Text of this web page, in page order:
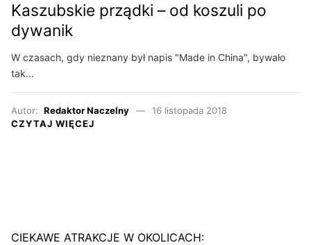
Kaszubskie prządki – od koszuli po
dywanik
W czasach, gdy nieznany był napis "Made in China", bywało
tak...
Autor: Redaktor Naczelny
16 listopada 2018
CZYTAJ WIĘCEJ
CIEKAWE ATRAKCJE W OKOLICACH: